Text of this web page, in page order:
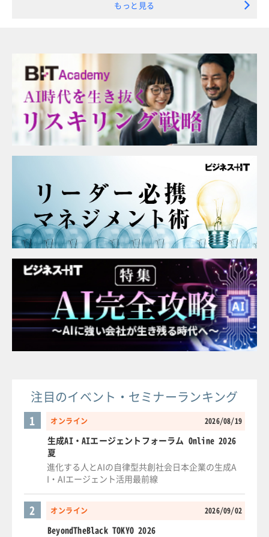
もっと見る
注目のイベント・セミナーランキング
オンライン 2026/08/19
1
生成AI・AIエージェントフォーラム Online 2026
夏
進化する人とAIの自律型共創社会日本企業の生成A
I・AIエージェント活用最前線
オンライン 2026/09/02
2
BeyondTheBlack TOKYO 2026